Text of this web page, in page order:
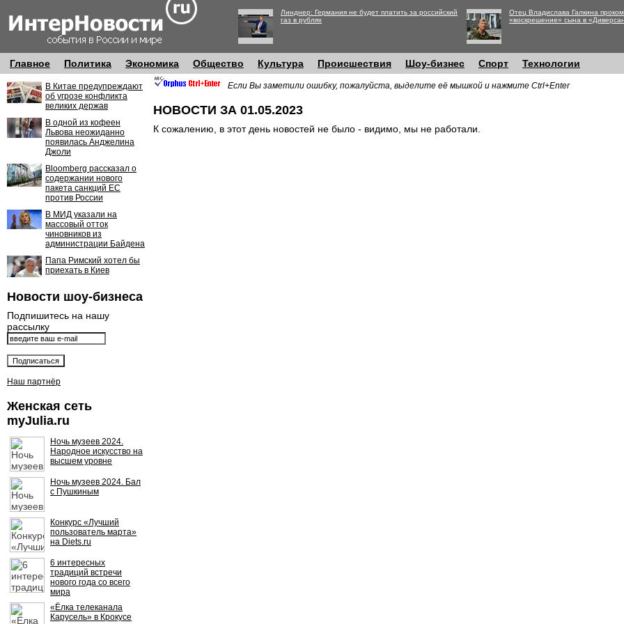
Линднер: Германия не будет платить за российский
газ в рублях
Отец Владислава Галкина
«воскрешение» сына в
Главное Политика Экономика Общество Культура Происшествия Шоу-бизнес Спорт Технологии
В Китае предупреждают
об угрозе конфликта
великих держав
В одной из кофеен
Львова неожиданно
появилась Анджелина
Джоли
Bloomberg рассказал о
содержании нового
пакета санкций ЕС
против России
В МИД указали на
массовый отток
чиновников из
администрации Байдена
Папа Римский хотел бы
приехать в Киев
Новости шоу-бизнеса
Подпишитесь на нашу
рассылку
Наш партнёр
Женская сеть
myJulia.ru
Ночь музеев 2024.
Народное искусство на
высшем уровне
Ночь музеев 2024. Бал
с Пушкиным
Конкурс «Лучший
пользователь марта»
на Diets.ru
6 интересных
традиций встречи
нового года со всего
мира
«Ёлка телеканала
Карусель» в Крокусе
Если Вы заметили ошибку, пожалуйста, выделите её мышкой и нажмите Ctrl+Enter
НОВОСТИ ЗА 01.05.2023
К сожалению, в этот день новостей не было - видимо, мы не работали.